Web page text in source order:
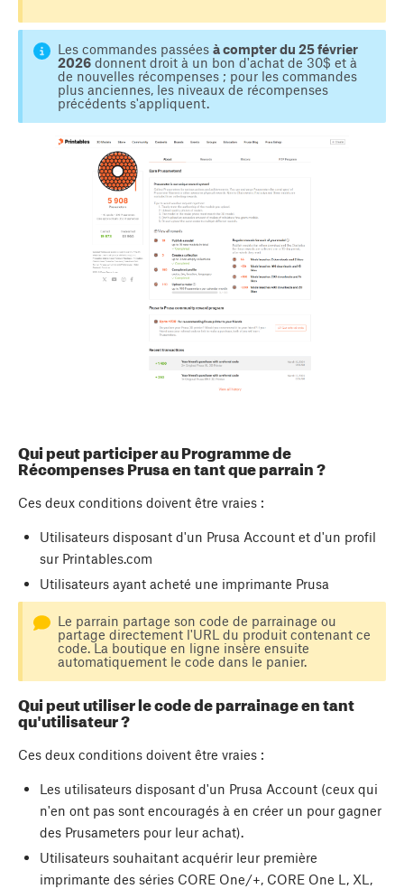
Les commandes passées à compter du 25 février
2026donnent droit à un bon d'achat de 30$ et à
de nouvelles récompenses ; pour les commandes
plus anciennes, les niveaux de récompenses
précédents s'appliquent.
Qui peut participer au Programme de
Récompenses Prusa en tant que parrain ?
Ces deux conditions doivent être vraies :
Utilisateurs disposant d'un Prusa Account et d'un profil
sur Printables.com
Utilisateurs ayant acheté une imprimante Prusa
Le parrain partage son code de parrainage ou
partage directement l'URL du produit contenant ce
code. La boutique en ligne insère ensuite
automatiquement le code dans le panier.
Qui peut utiliser le code de parrainage en tant
qu'utilisateur ?
Ces deux conditions doivent être vraies :
Les utilisateurs disposant d'un Prusa Account (ceux qui
n'en ont pas sont encouragés à en créer un pour gagner
des Prusameters pour leur achat).
Utilisateurs souhaitant acquérir leur première
imprimante des séries CORE One/+, CORE One L, XL,